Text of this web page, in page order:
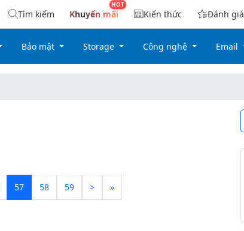
Tìm kiếm Khuyến mãi Kiến thức Đánh giá
Bảo mật Storage Công nghệ Email
57 58 59 > »